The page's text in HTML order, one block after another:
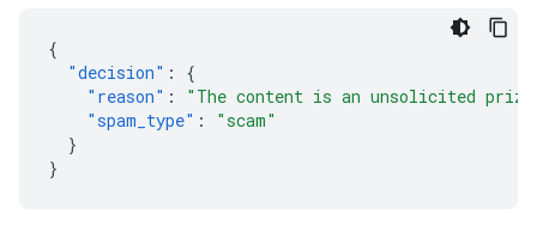
{
"decision" :
{
"reason" :
"The content is an unsolicited
"spam_type" :
"scam"
}
}